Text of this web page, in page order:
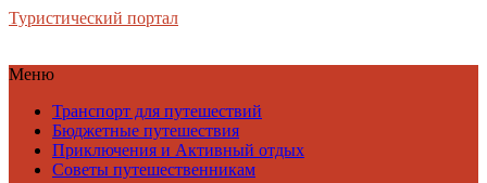
Туристический портал
Меню
Транспорт для путешествий
Бюджетные путешествия
Приключения и Активный отдых
Советы путешественникам